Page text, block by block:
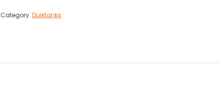
Category: Duiktanks